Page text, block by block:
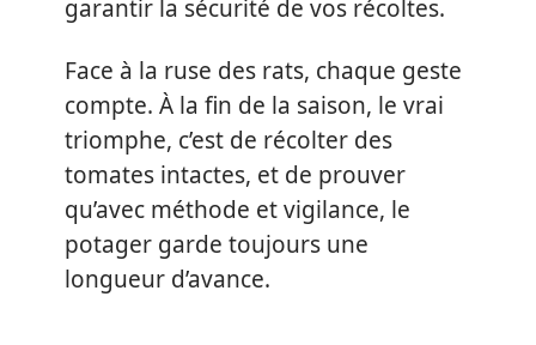
garantir la sécurité de vos récoltes.
Face à la ruse des rats, chaque geste
compte. À la fin de la saison, le vrai
triomphe, c’est de récolter des
tomates intactes, et de prouver
qu’avec méthode et vigilance, le
potager garde toujours une
longueur d’avance.